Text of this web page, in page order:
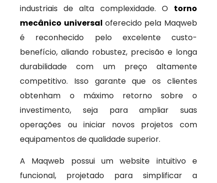
industriais de alta complexidade. O torno
mecânico universal oferecido pela Maqweb
é reconhecido pelo excelente custo-
benefício, aliando robustez, precisão e longa
durabilidade com um preço altamente
competitivo. Isso garante que os clientes
obtenham o máximo retorno sobre o
investimento, seja para ampliar suas
operações ou iniciar novos projetos com
equipamentos de qualidade superior.
A Maqweb possui um website intuitivo e
funcional, projetado para simplificar a